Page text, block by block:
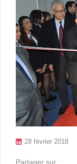
28 février 2018
Partager sur :